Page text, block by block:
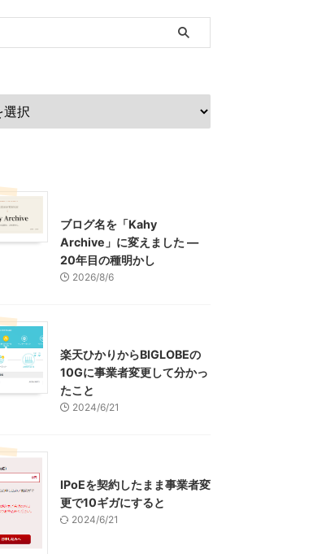
ブログ名を「Kahy
Archive」に変えました ―
20年目の種明かし
2026/8/6
楽天ひかりからBIGLOBEの
10Gに事業者変更して分かっ
たこと
2024/6/21
IPoEを契約したまま事業者変
更で10ギガにすると
2024/6/21